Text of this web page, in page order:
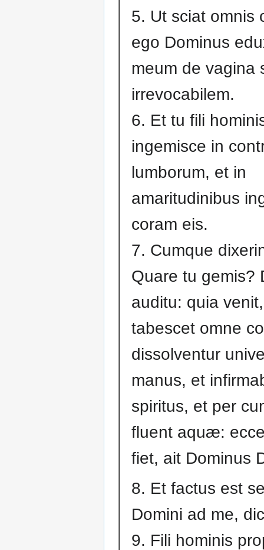
5. Ut sciat omnis
ego Dominus
meum de vagina
irrevocabilem.
6. Et tu fili
ingemisce in
lumborum, et in
amaritudinibus
coram eis.
7. Cumque
Quare tu gemis?
auditu: quia
tabescet omne
dissolventur
manus, et
spiritus, et per
fluent aquæ:
fiet, ait Dominus
8. Et factus est
Domini ad me,
9. Fili hominis